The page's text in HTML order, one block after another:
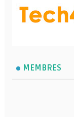
MEMBRES